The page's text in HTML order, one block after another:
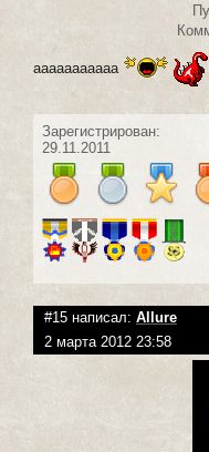
ааааааааааа
Зарегистрирован:
29.11.2011
#15 написал: Allure
2 марта 2012 23:58